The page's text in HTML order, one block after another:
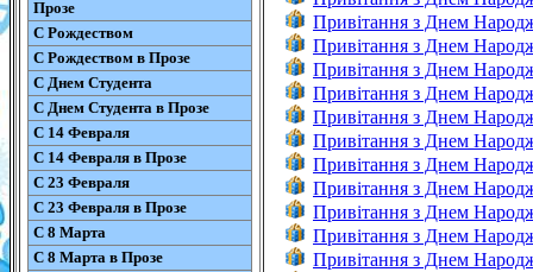
Прозе
С Рождеством
С Рождеством в Прозе
С Днем Студента
С Днем Студента в Прозе
С 14 Февраля
С 14 Февраля в Прозе
С 23 Февраля
С 23 Февраля в Прозе
С 8 Марта
С 8 Марта в Прозе
Привітання з Днем
Привітання з Днем
Привітання з Днем
Привітання з Днем
Привітання з Днем
Привітання з Днем
Привітання з Днем
Привітання з Днем
Привітання з Днем
Привітання з Днем
Привітання з Днем